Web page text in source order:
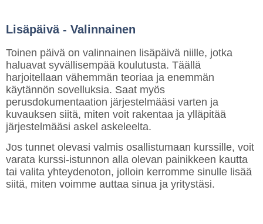
Lisäpäivä - Valinnainen
Toinen päivä on valinnainen lisäpäivä niille, jotka
haluavat syvällisempää koulutusta. Täällä
harjoitellaan vähemmän teoriaa ja enemmän
käytännön sovelluksia. Saat myös
perusdokumentaation järjestelmääsi varten ja
kuvauksen siitä, miten voit rakentaa ja ylläpitää
järjestelmääsi askel askeleelta.
Jos tunnet olevasi valmis osallistumaan kurssille, voit
varata kurssi-istunnon alla olevan painikkeen kautta
tai valita yhteydenoton, jolloin kerromme sinulle lisää
siitä, miten voimme auttaa sinua ja yritystäsi.